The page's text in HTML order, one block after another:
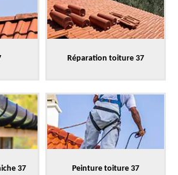
Réparation toiture 37
37 Peinture toiture 37